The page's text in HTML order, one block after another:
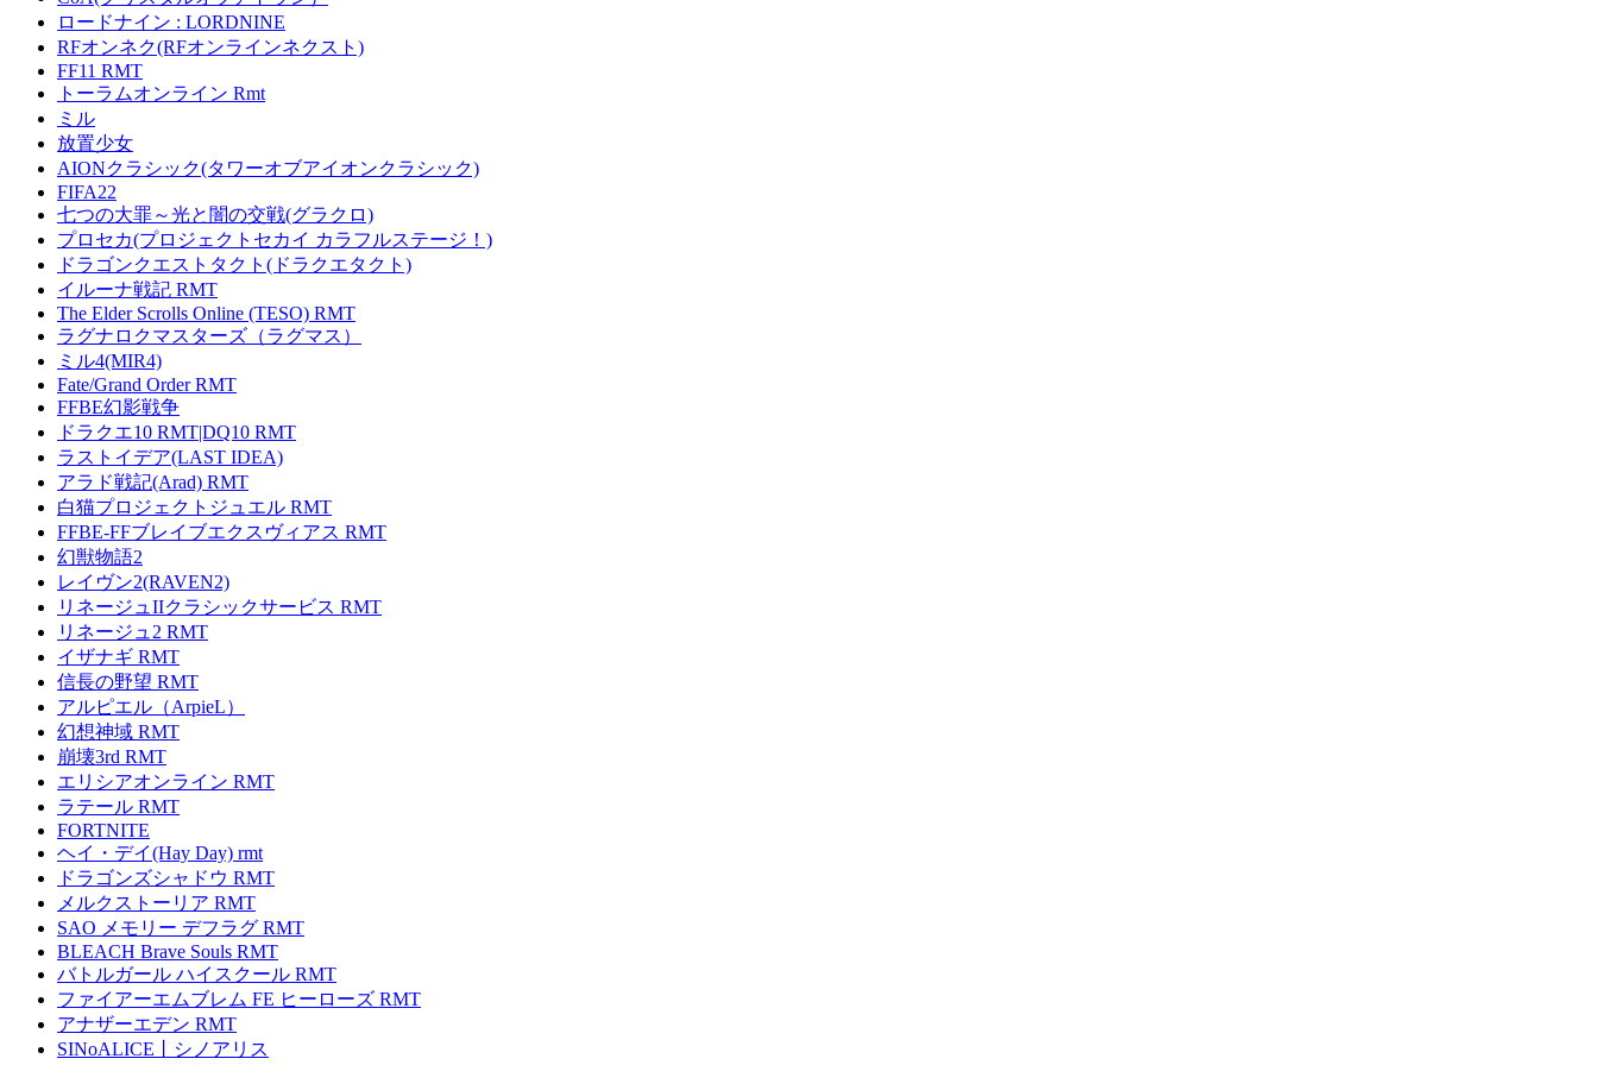
ロードナイン : LORDNINE
RFオンネク(RFオンラインネクスト)
FF11 RMT
トーラムオンライン Rmt
ミル
放置少女
AIONクラシック(タワーオブアイオンクラシック)
FIFA22
七つの大罪～光と闇の交戦(グラクロ)
プロセカ(プロジェクトセカイ カラフルステージ！)
ドラゴンクエストタクト(ドラクエタクト)
イルーナ戦記 RMT
The Elder Scrolls Online (TESO) RMT
ラグナロクマスターズ（ラグマス）
ミル4(MIR4)
Fate/Grand Order RMT
FFBE幻影戦争
ドラクエ10 RMT|DQ10 RMT
ラストイデア(LAST IDEA)
アラド戦記(Arad) RMT
白猫プロジェクトジュエル RMT
FFBE-FFブレイブエクスヴィアス RMT
幻獣物語2
レイヴン2(RAVEN2)
リネージュIIクラシックサービス RMT
リネージュ2 RMT
イザナギ RMT
信長の野望 RMT
アルピエル（ArpieL）
幻想神域 RMT
崩壊3rd RMT
エリシアオンライン RMT
ラテール RMT
FORTNITE
ヘイ・デイ(Hay Day) rmt
ドラゴンズシャドウ RMT
メルクストーリア RMT
SAO メモリー デフラグ RMT
BLEACH Brave Souls RMT
バトルガール ハイスクール RMT
ファイアーエムブレム FE ヒーローズ RMT
アナザーエデン RMT
SINoALICE丨シノアリス